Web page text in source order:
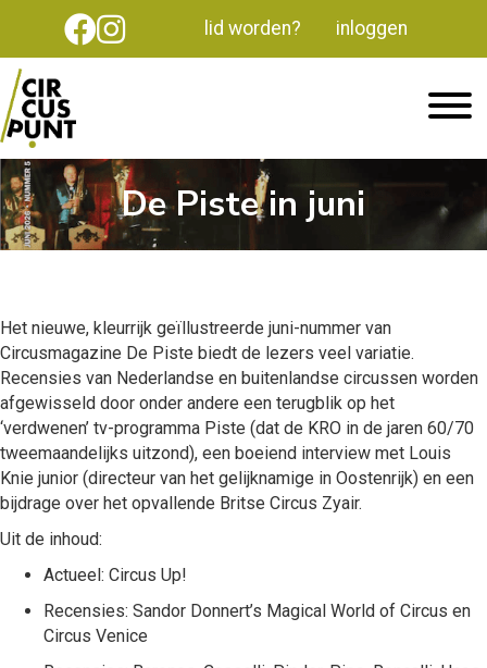
lid worden? inloggen
De Piste in juni
Het nieuwe, kleurrijk geïllustreerde juni-nummer van
Circusmagazine De Piste biedt de lezers veel variatie.
Recensies van Nederlandse en buitenlandse circussen worden
afgewisseld door onder andere een terugblik op het
‘verdwenen’ tv-programma Piste (dat de KRO in de jaren 60/70
tweemaandelijks uitzond), een boeiend interview met Louis
Knie junior (directeur van het gelijknamige in Oostenrijk) en een
bijdrage over het opvallende Britse Circus Zyair.
Uit de inhoud:
Actueel: Circus Up!
Recensies: Sandor Donnert’s Magical World of Circus en
Circus Venice